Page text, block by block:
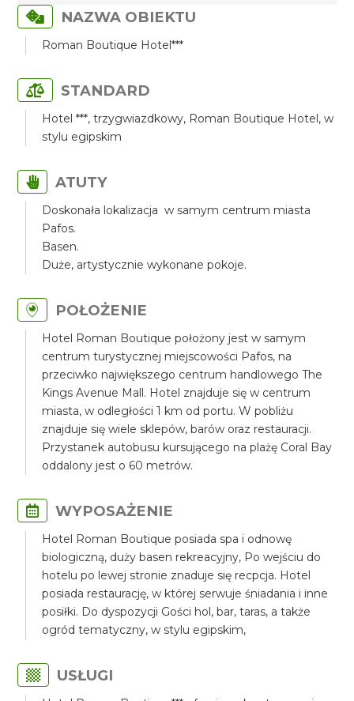
NAZWA OBIEKTU
Roman Boutique Hotel***
STANDARD
Hotel ***, trzygwiazdkowy, Roman Boutique Hotel, w
stylu egipskim
ATUTY
Doskonała lokalizacja w samym centrum miasta
Pafos.
Basen.
Duże, artystycznie wykonane pokoje.
POŁOŻENIE
Hotel Roman Boutique położony jest w samym
centrum turystycznej miejscowości Pafos, na
przeciwko największego centrum handlowego The
Kings Avenue Mall. Hotel znajduje się w centrum
miasta, w odległości 1 km od portu. W pobliżu
znajduje się wiele sklepów, barów oraz restauracji.
Przystanek autobusu kursującego na plażę Coral Bay
oddalony jest o 60 metrów.
WYPOSAŻENIE
Hotel Roman Boutique posiada spa i odnowę
biologiczną, duży basen rekreacyjny, Po wejściu do
hotelu po lewej stronie znaduje się recpcja. Hotel
posiada restaurację, w której serwuje śniadania i inne
posiłki. Do dyspozycji Gości hol, bar, taras, a także
ogród tematyczny, w stylu egipskim,
USŁUGI